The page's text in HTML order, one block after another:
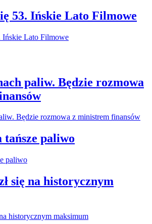
53. Ińskie Lato Filmowe
paliw. Będzie rozmowa
tańsze paliwo
się na historycznym